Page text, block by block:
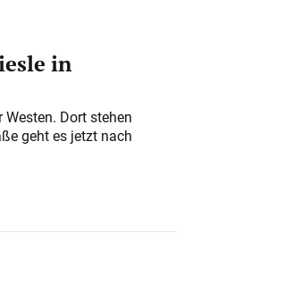
in
Dort stehen
geht es jetzt nach